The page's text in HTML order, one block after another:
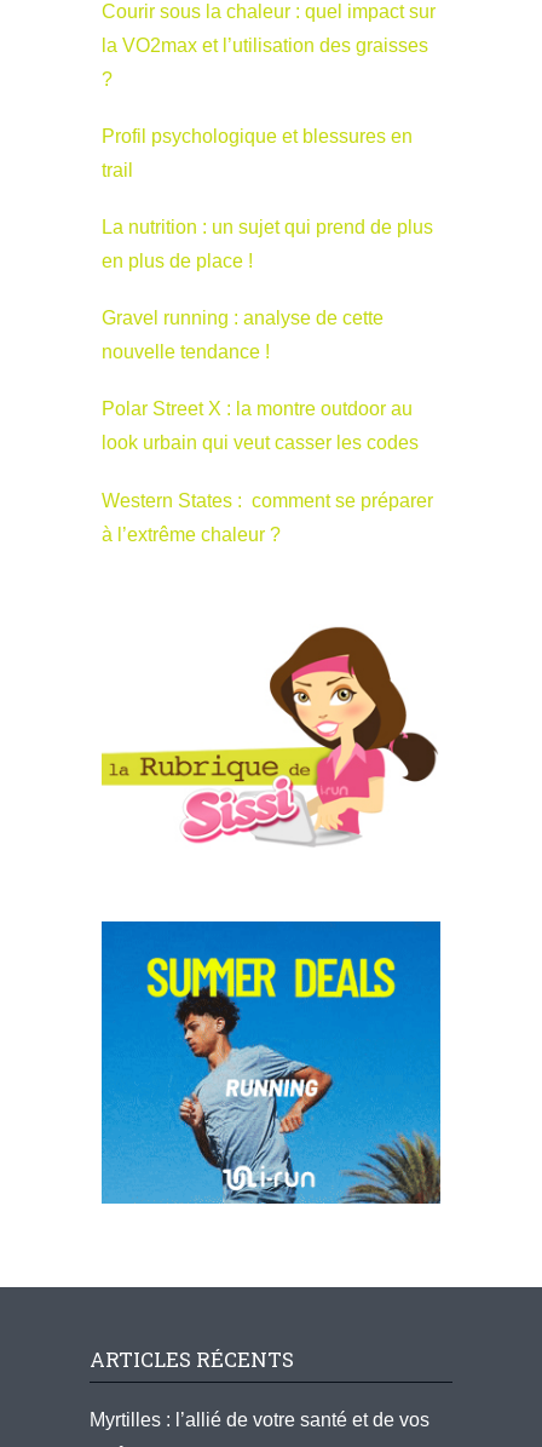
Courir sous la chaleur : quel impact sur
la VO2max et l’utilisation des graisses
?
Profil psychologique et blessures en
trail
La nutrition : un sujet qui prend de plus
en plus de place !
Gravel running : analyse de cette
nouvelle tendance !
Polar Street X : la montre outdoor au
look urbain qui veut casser les codes
Western States : comment se préparer
à l’extrême chaleur ?
ARTICLES RÉCENTS
Myrtilles : l’allié de votre santé et de vos